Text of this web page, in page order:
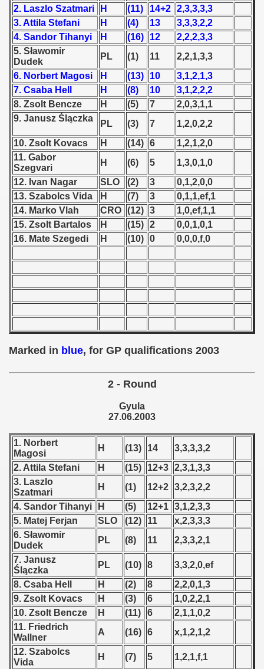
2. Laszlo Szatmari
H (11) 14+2 2,3,3,3,3
3. Attila Stefani
H (4) 13
3,3,3,2,2
4. Sandor Tihanyi
H (16) 12
2,2,2,3,3
5. Sławomir
Dudek
PL (1) 11
2,2,1,3,3
6. Norbert Magosi
H (13) 10
3,1,2,1,3
7. Csaba Hell
H (8) 10
3,1,2,2,2
8. Zsolt Bencze
H (5) 7
2,0,3,1,1
9. Janusz Ślączka
PL (3) 7
1,2,0,2,2
10. Zsolt Kovacs
H (14) 6
1,2,1,2,0
11. Gabor
Szegvari
H (6) 5
1,3,0,1,0
12. Ivan Nagar
SLO (2) 3
0,1,2,0,0
13. Szabolcs Vida
H (7) 3
0,1,1,ef,1
14. Marko Vlah
CRO (12) 3
1,0,ef,1,1
15. Zsolt Bartalos
H (15) 2
0,0,1,0,1
16. Mate Szegedi
H (10) 0 0,0,0,f,0
Marked in blue, for GP qualifications 2003
2 - Round
Gyula
27.06.2003
1. Norbert
Magosi
H (13) 14
3,3,3,3,2
2. Attila Stefani
H (15) 12+3 2,3,1,3,3
3. Laszlo
Szatmari
H (1) 12+2 3,2,3,2,2
4. Sandor Tihanyi
H (5) 12+1 3,1,2,3,3
5. Matej Ferjan
SLO (12) 11
x,2,3,3,3
6. Sławomir
Dudek
PL (8) 11
2,3,3,2,1
7. Janusz
Ślączka
PL (10) 8
3,3,2,0,ef
8. Csaba Hell
H (2) 8
2,2,0,1,3
9. Zsolt Kovacs
H (3) 6
1,0,2,2,1
10. Zsolt Bencze
H (11) 6
2,1,1,0,2
11. Friedrich
Wallner
A (16) 6
x,1,2,1,2
12. Szabolcs
Vida
H (7) 5 1,2,1,f,1
- 1960
- 1961
- 1962
- 1963
- 1964
- 1965
- 1966
- 1967
- 1968
- 1969
- 1970
1983
1984
1986